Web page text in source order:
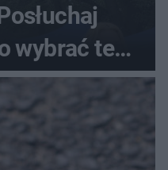
wybrać ten
urlop!